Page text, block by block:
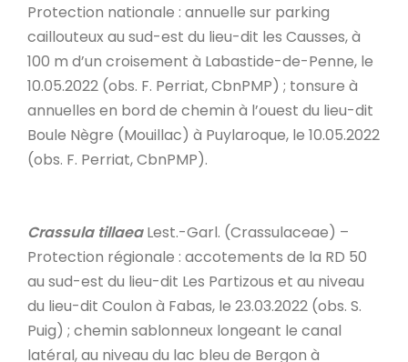
Protection nationale : annuelle sur parking
caillouteux au sud-est du lieu-dit les Causses, à
100 m d’un croisement à Labastide-de-Penne, le
10.05.2022 (obs. F. Perriat, CbnPMP) ; tonsure à
annuelles en bord de chemin à l’ouest du lieu-dit
Boule Nègre (Mouillac) à Puylaroque, le 10.05.2022
(obs. F. Perriat, CbnPMP).
Crassula tillaeaLest.-Garl. (Crassulaceae) –
Protection régionale : accotements de la RD 50
au sud-est du lieu-dit Les Partizous et au niveau
du lieu-dit Coulon à Fabas, le 23.03.2022 (obs. S.
Puig) ; chemin sablonneux longeant le canal
latéral, au niveau du lac bleu de Bergon à